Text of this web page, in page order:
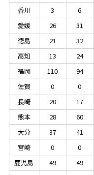
香川
3 6
愛媛
26 31
徳島
21 32
高知
13 24
福岡
110 94
佐賀
0 0
長崎
20 17
熊本
28 60
大分
37 41
宮崎
0 0
鹿児島
49 49